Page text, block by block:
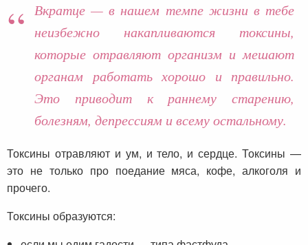
Вкратце — в нашем темпе жизни в тебе
неизбежно накапливаются токсины,
которые отравляют организм и мешают
органам работать хорошо и правильно.
Это приводит к раннему старению,
болезням, депрессиям и всему остальному.
Токсины отравляют и ум, и тело, и сердце. Токсины —
это не только про поедание мяса, кофе, алкоголя и
прочего.
Токсины образуются: